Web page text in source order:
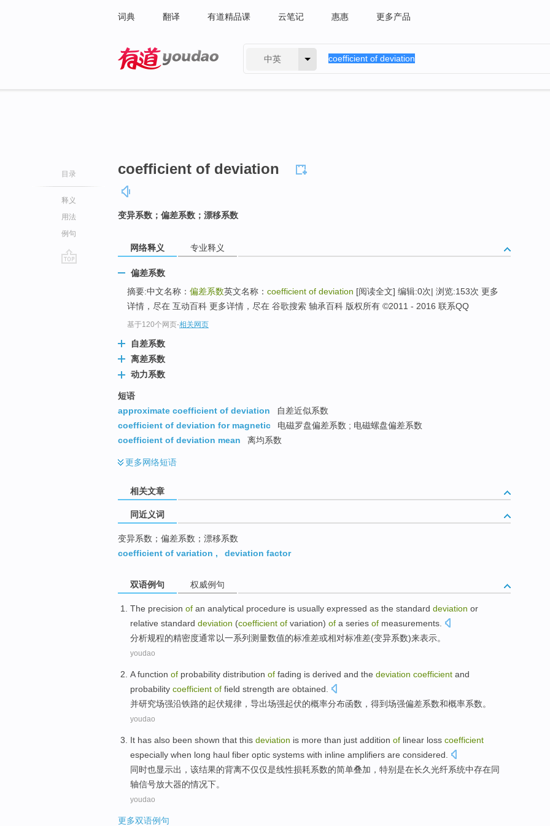
词典 翻译 有道精品课 云笔记 惠惠 更多产品
中英
目录
释义
用法
例句
coefficient of deviation
变异系数；偏差系数；漂移系数
网络释义 专业释义
偏差系数
摘要:中文名称： 偏差系数英文名称： coefficient of deviation [阅读全文] 编辑:0次| 浏览:153次 更多
详情，尽在 互动百科 更多详情，尽在 谷歌搜索 轴承百科 版权所有 ©2011 - 2016 联系QQ
基于120个网页-相关网页
自差系数
离差系数
动力系数
短语
approximate coefficient of deviation
自差近似系数
coefficient of deviation for magnetic
电磁罗盘偏差系数 ; 电磁螺盘偏差系数
coefficient of deviation mean
离均系数
更多网络短语
相关文章
同近义词
变异系数；偏差系数；漂移系数
coefficient of variation , deviation factor
双语例句 权威例句
The precision of an analytical procedure is usually expressed as the standard deviation or
relative standard deviation (coefficient of variation) of a series of measurements
分析规程的精密度通常 以一系列测量数值的标准差或相对标准差(变异系数)来表示。
youdao
Afunction of probability distribution of fading is derived and the deviation coefficient and
probability coefficient of field strength are obtained
并研究场强沿铁路的起伏规律， 导出场强起伏的概率分布函数 ， 得到场强偏差系数和概率系数。
youdao
It has also been shown that this deviation is more than just addition of linear loss coefficient
especially when long haul fiber optic systems with inline amplifiers are considered.
同时也显示出 ， 该结果的背离不仅仅是线性损耗系数的简单叠加， 特别是在长久 光纤系统中存在同
轴信号放大器的情况下。
youdao
更多双语例句